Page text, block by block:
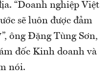
“Doanh nghiệp Việt
sẽ luôn được đảm
ông Đặng Tùng Sơn,
đốc Kinh doanh và
nói.